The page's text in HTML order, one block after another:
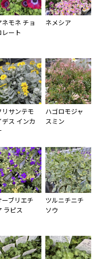
ネモネ チョ
レート
ネメシア
リサンテモ
デス インカ
ハゴロモジャ
スミン
ーブリエチ
ラピス
ツルニチニチ
ソウ